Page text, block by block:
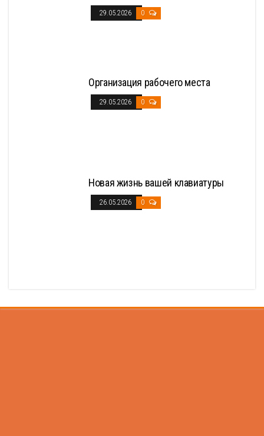
29.05.2026 0
Организация рабочего места
29.05.2026 0
Новая жизнь вашей клавиатуры
26.05.2026 0